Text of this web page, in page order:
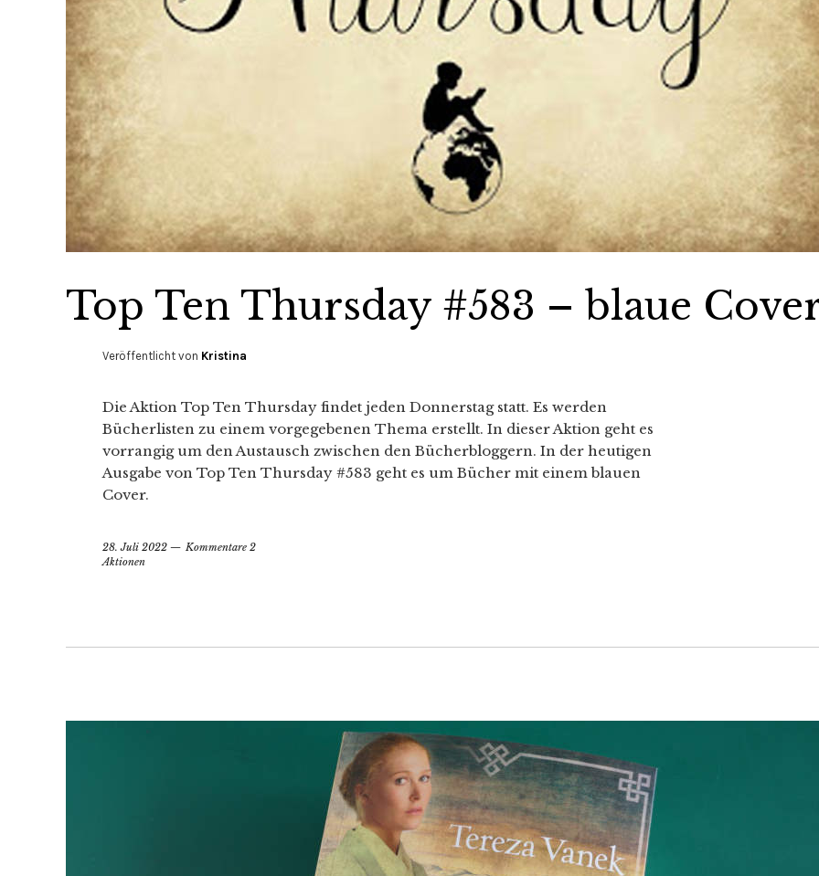
Top Ten Thursday #583 – blaue
Veröffentlicht von Kristina
Die Aktion Top Ten Thursday findet jeden Donnerstag statt. Es werden
Bücherlisten zu einem vorgegebenen Thema erstellt. In dieser Aktion geht es
vorrangig um den Austausch zwischen den Bücherbloggern. In der heutigen
Ausgabe von Top Ten Thursday #583 geht es um Bücher mit einem blauen
Cover.
28. Juli 2022
Kommentare 2
Aktionen